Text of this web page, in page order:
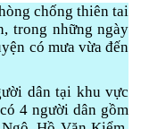
chống thiên tai
trong những ngày
có mưa vừa đến
dân tại khu vực
4 người dân gồm